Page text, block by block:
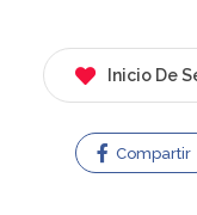
Inicio De
Compartir